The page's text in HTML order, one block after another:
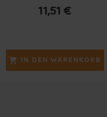
11,51 €
 IN DEN WARENKORB